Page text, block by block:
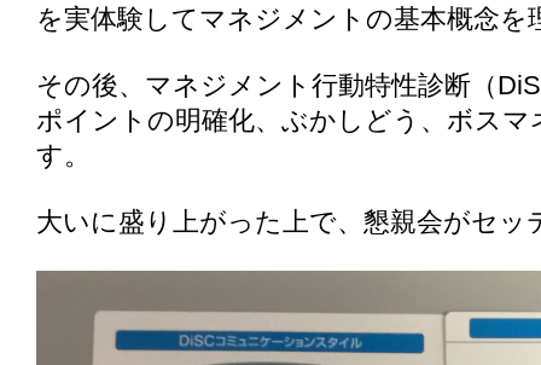
を実体験してマネジメントの基本概念を
その後、マネジメント行動特性診断（
ポイントの明確化、ぶかしどう、ボス
す。
大いに盛り上がった上で、懇親会がセ